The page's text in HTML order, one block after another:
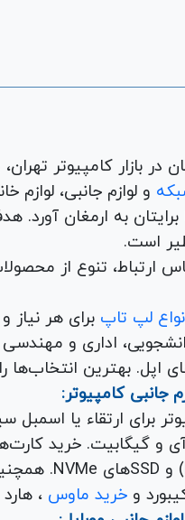
به ارمغان آورد.
است.
ارتباط، تنوع از
لپ تاپ
جانبی کامپیوتر:
برای ارتقاء یا
خرید ماوس ، هارد اکسترنال، فلش مموری و